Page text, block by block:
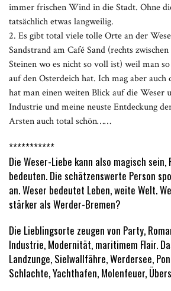
immer frischen Wind in die Stadt. Ohne
tatsächlich etwas langweilig.
2. Es gibt total viele tolle Orte an der
Sandstrand am Café Sand (rechts
Steinen wo es nicht so voll ist) weil man
auf den Osterdeich hat. Ich mag aber
hat man einen weiten Blick auf die Weser
Industrie und meine neuste Entdeckung
Arsten auch total schön……
***********
Die Weser-Liebe kann also magisch
bedeuten. Die schätzenswerte Person
an. Weser bedeutet Leben, weite Welt.
stärker als Werder-Bremen?
Die Lieblingsorte zeugen von Party,
Industrie, Modernität, maritimem Flair.
Landzunge, Sielwallfähre, Werdersee,
Schlachte, Yachthafen, Molenfeuer,